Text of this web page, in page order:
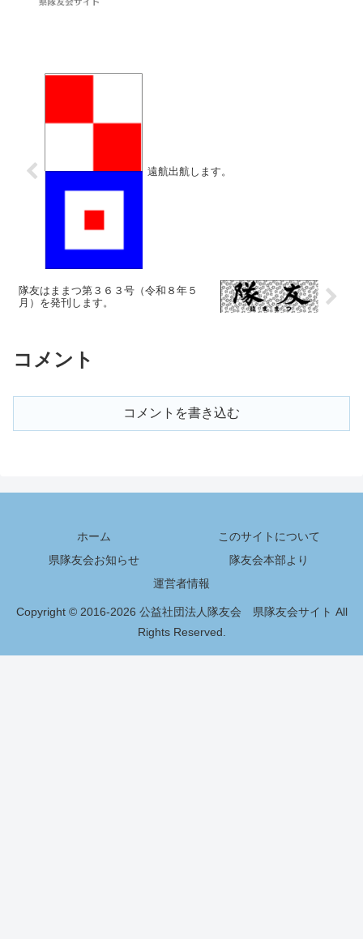
遠航出航します。
隊友はままつ第３６３号（令和８年５
月）を発刊します。
コメント
コメントを書き込む
ホーム
このサイトについて
県隊友会お知らせ
隊友会本部より
運営者情報
Copyright © 2016-2026 公益社団法人隊友会 県隊友会サイト All
Rights Reserved.